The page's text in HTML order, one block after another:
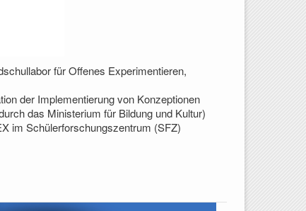
für Offenes Experimentieren,
der Implementierung von Konzeptionen
das Ministerium für Bildung und Kultur)
im Schülerforschungszentrum (SFZ)